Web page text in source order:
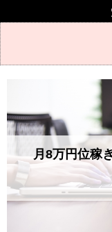
月8万円位稼